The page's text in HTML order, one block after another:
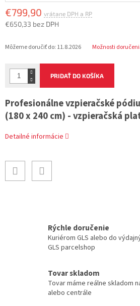
€799,90
€650,33 bez DPH
cena:
Môžeme doručiť do: 11.8.2026 Možnosti
PRIDAŤ DO KOŠÍKA
Profesionálne vzpieračské
(180 x 240 cm) - vzpieračská
Detailné informácie
Rýchle doručenie
Kuriérom GLS alebo do
GLS parcelshop
Tovar skladom
Tovar máme reálne skladom
alebo centrále